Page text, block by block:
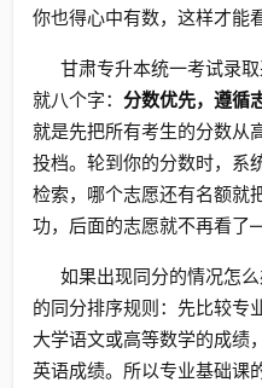
你也得心中有数，这样才能
甘肃专升本统一考试录
就八个字： 分数优先，遵循
就是先把所有考生的分数从
投档。轮到你的分数时，系
检索，哪个志愿还有名额就
功，后面的志愿就不再看了
如果出现同分的情况怎
的同分排序规则：先比较专
大学语文或高等数学的成绩
英语成绩。所以专业基础